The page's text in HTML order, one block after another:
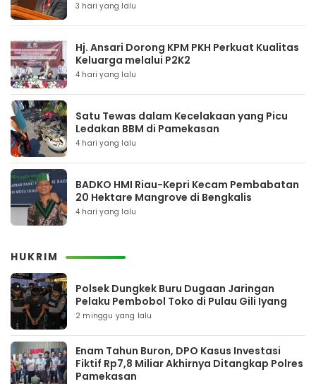
3 hari yang lalu
Hj. Ansari Dorong KPM PKH Perkuat Kualitas
Keluarga melalui P2K2
4 hari yang lalu
Satu Tewas dalam Kecelakaan yang Picu
Ledakan BBM di Pamekasan
4 hari yang lalu
BADKO HMI Riau-Kepri Kecam Pembabatan
20 Hektare Mangrove di Bengkalis
4 hari yang lalu
HUKRIM
Polsek Dungkek Buru Dugaan Jaringan
Pelaku Pembobol Toko di Pulau Gili Iyang
2 minggu yang lalu
Enam Tahun Buron, DPO Kasus Investasi
Fiktif Rp7,8 Miliar Akhirnya Ditangkap Polres
Pamekasan